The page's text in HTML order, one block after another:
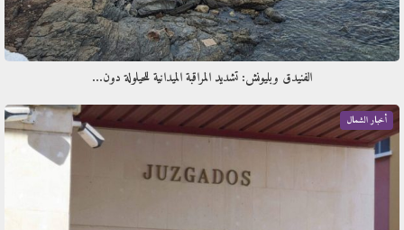
الفنيدق وبليونش: تشديد المراقبة الميدانية للحيلولة دون…
أخبار الشمال